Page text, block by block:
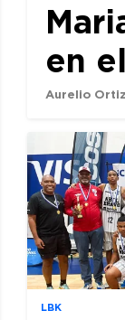
en
Aurelio
LBK